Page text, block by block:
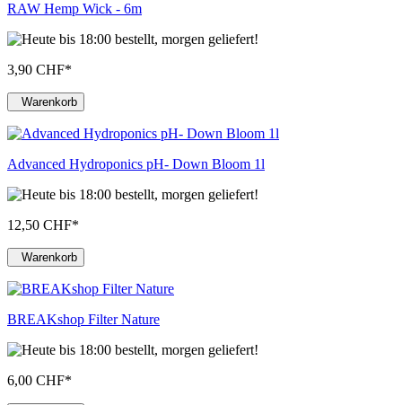
RAW Hemp Wick - 6m
3,90 CHF*
Warenkorb
Advanced Hydroponics pH- Down Bloom 1l
12,50 CHF*
Warenkorb
BREAKshop Filter Nature
6,00 CHF*